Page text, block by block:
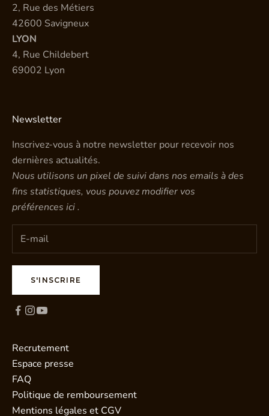
2, Rue des Métiers
42600 Savigneux
LYON
4, Rue Childebert
69002 Lyon
Newsletter
Inscrivez-vous à notre newsletter pour recevoir nos
dernières actualités.
Nous utilisons un pixel de suivi dans nos emails à des
fins statistiques, vous pouvez modifier vos
préférences ici.
S'INSCRIRE
Recrutement
Espace presse
FAQ
Politique de remboursement
Mentions légales et CGV